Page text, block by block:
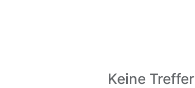
Keine Treffer